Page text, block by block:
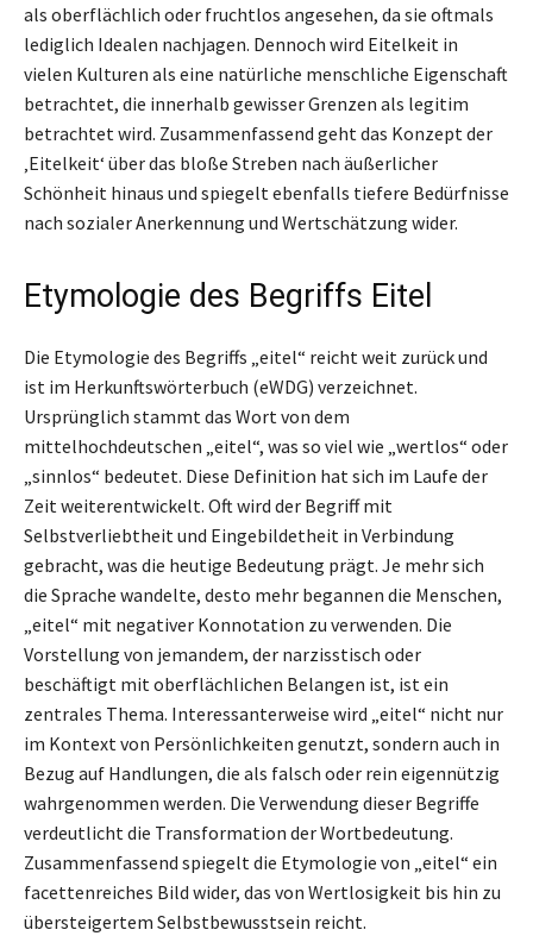
als oberflächlich oder fruchtlos angesehen, da sie oftmals
lediglich Idealen nachjagen. Dennoch wird Eitelkeit in
vielen Kulturen als eine natürliche menschliche Eigenschaft
betrachtet, die innerhalb gewisser Grenzen als legitim
betrachtet wird. Zusammenfassend geht das Konzept der
‚Eitelkeit‘ über das bloße Streben nach äußerlicher
Schönheit hinaus und spiegelt ebenfalls tiefere Bedürfnisse
nach sozialer Anerkennung und Wertschätzung wider.
Etymologie des Begriffs Eitel
Die Etymologie des Begriffs „eitel“ reicht weit zurück und
ist im Herkunftswörterbuch (eWDG) verzeichnet.
Ursprünglich stammt das Wort von dem
mittelhochdeutschen „eitel“, was so viel wie „wertlos“ oder
„sinnlos“ bedeutet. Diese Definition hat sich im Laufe der
Zeit weiterentwickelt. Oft wird der Begriff mit
Selbstverliebtheit und Eingebildetheit in Verbindung
gebracht, was die heutige Bedeutung prägt. Je mehr sich
die Sprache wandelte, desto mehr begannen die Menschen,
„eitel“ mit negativer Konnotation zu verwenden. Die
Vorstellung von jemandem, der narzisstisch oder
beschäftigt mit oberflächlichen Belangen ist, ist ein
zentrales Thema. Interessanterweise wird „eitel“ nicht nur
im Kontext von Persönlichkeiten genutzt, sondern auch in
Bezug auf Handlungen, die als falsch oder rein eigennützig
wahrgenommen werden. Die Verwendung dieser Begriffe
verdeutlicht die Transformation der Wortbedeutung.
Zusammenfassend spiegelt die Etymologie von „eitel“ ein
facettenreiches Bild wider, das von Wertlosigkeit bis hin zu
übersteigertem Selbstbewusstsein reicht.